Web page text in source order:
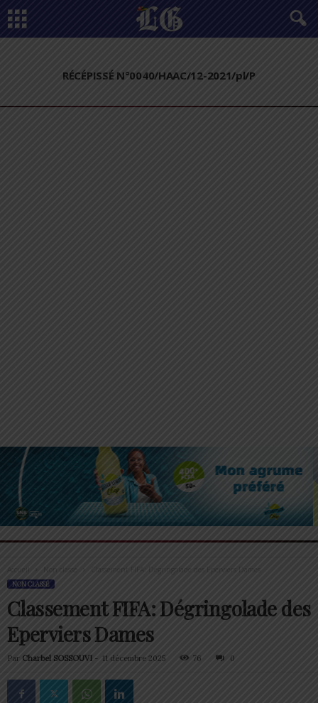
RÉCÉPISSÉ N°0040/HAAC/12-2021/pl/P
Accueil Classement FIFA: Dégringolade des Eperviers Dames
NON CLASSÉ
Classement FIFA: Dégringolade des
Eperviers Dames
Par Charbel SOSSOUVI - 11 décembre 2025 76 0